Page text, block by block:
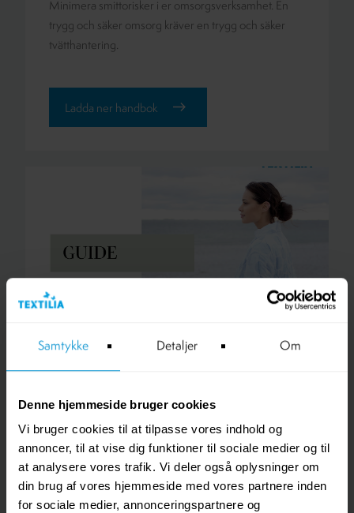
Samtykke Detaljer Om
Denne hjemmeside bruger cookies
Vi bruger cookies til at tilpasse vores indhold og
annoncer, til at vise dig funktioner til sociale medier og til
at analysere vores trafik. Vi deler også oplysninger om
din brug af vores hjemmeside med vores partnere inden
for sociale medier, annonceringspartnere og
Minimera smittorisker i er omsorgsverksamhet. En
trygg och säker omsorg kräver en trygg och säker
tvätthantering.
Ladda ner handbok
Guide - så upphandlar du framtidens
textilservice för vård och omsorg
till många av Sveriges sjukhus, vårdcentraler,
äldreboenden och tandvårdsmottagningar, vet vi vilka
krav man bör ställa och hur upphandlingsunderlaget
bör utformas för att uppnå bästa möjliga resultat. Vi
har därför tagit fram den här guiden för att hjälpa er
att uppnå detta.